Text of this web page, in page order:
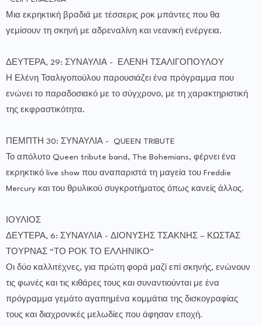
Μια εκρηκτική βραδιά με τέσσερις ροκ μπάντες που θα
γεμίσουν τη σκηνή με αδρεναλίνη και νεανική ενέργεια.
ΔΕΥΤΕΡΑ, 29: ΣΥΝΑΥΛΙΑ - ΕΛΕΝΗ ΤΣΑΛΙΓΟΠΟΥΛΟΥ
Η Ελένη Τσαλιγοπούλου παρουσιάζει ένα πρόγραμμα που
ενώνει το παραδοσιακό με το σύγχρονο, με τη χαρακτηριστική
της εκφραστικότητα.
ΠΕΜΠΤΗ 30: ΣΥΝΑΥΛΙΑ - QUEEN TRIBUTE
Το απόλυτο Queen tribute band, The Bohemians, φέρνει ένα
εκρηκτικό live show που αναπαριστά τη μαγεία του Freddie
Mercury και του θρυλικού συγκροτήματος όπως κανείς άλλος.
ΙΟΥΛΙΟΣ
ΔΕΥΤΕΡΑ, 6: ΣΥΝΑΥΛΙΑ - ΔΙΟΝΥΣΗΣ ΤΣΑΚΝΗΣ – ΚΩΣΤΑΣ
ΤΟΥΡΝΑΣ “ΤΟ ΡΟΚ ΤΟ ΕΛΛΗΝΙΚΟ”
Οι δύο καλλιτέχνες, για πρώτη φορά μαζί επί σκηνής, ενώνουν
τις φωνές και τις κιθάρες τους και συναντιούνται με ένα
πρόγραμμα γεμάτο αγαπημένα κομμάτια της δισκογραφίας
τους και διαχρονικές μελωδίες που άφησαν εποχή.